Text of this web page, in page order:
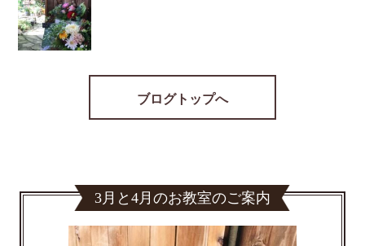
ブログトップへ
3月と4月のお教室のご案内